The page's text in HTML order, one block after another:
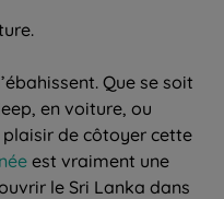
Que se soit
en voiture, ou
plaisir de côtoyer cette
est vraiment une
le Sri Lanka dans